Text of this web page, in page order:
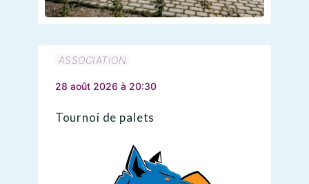
ASSOCIATION
28 août 2026 à 20:30
Tournoi de palets